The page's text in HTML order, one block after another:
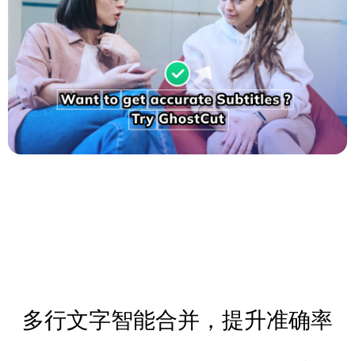
多行文字智能合并，提升准确率